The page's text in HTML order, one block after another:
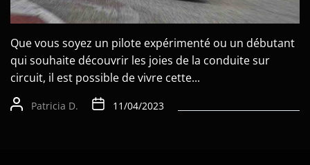
Que vous soyez un pilote expérimenté ou un débutant
qui souhaite découvrir les joies de la conduite sur
circuit, il est possible de vivre cette...
Patricia D. 11/04/2023